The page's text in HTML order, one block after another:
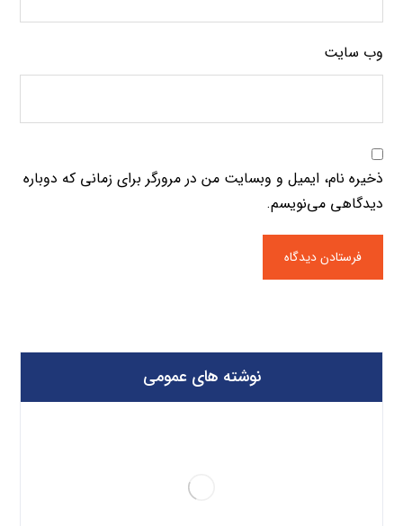
وب‌ سایت
ذخیره نام، ایمیل و وبسایت من در مرورگر برای زمانی که دوباره
دیدگاهی می‌نویسم.
نوشته های عمومی